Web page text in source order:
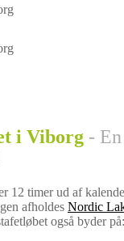
i Viborg -
12 timer ud af
afholdes Nordic
også byder på: